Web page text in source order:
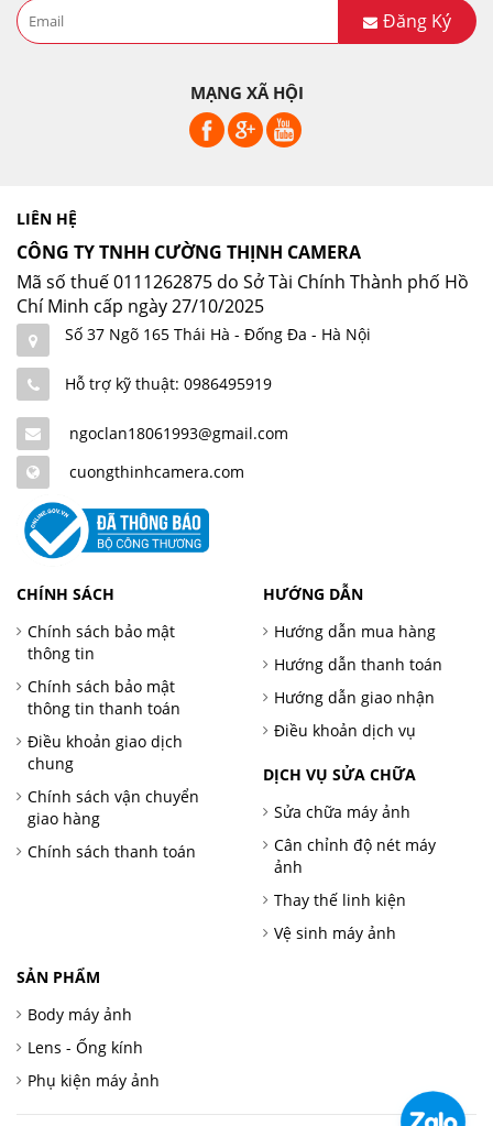
Đăng Ký
MẠNG XÃ HỘI
LIÊN HỆ
CÔNG TY TNHH CƯỜNG THỊNH CAMERA
Mã số thuế 0111262875 do Sở Tài Chính Thành phố Hồ
Chí Minh cấp ngày 27/10/2025
Số 37 Ngõ 165 Thái Hà - Đống Đa - Hà Nội
Hỗ trợ kỹ thuật: 0986495919
ngoclan18061993@gmail.com
cuongthinhcamera.com
CHÍNH SÁCH
Chính sách bảo mật
thông tin
Chính sách bảo mật
thông tin thanh toán
Điều khoản giao dịch
chung
Chính sách vận chuyển
giao hàng
Chính sách thanh toán
HƯỚNG DẪN
Hướng dẫn mua hàng
Hướng dẫn thanh toán
Hướng dẫn giao nhận
Điều khoản dịch vụ
DỊCH VỤ SỬA CHỮA
Sửa chữa máy ảnh
Cân chỉnh độ nét máy
ảnh
Thay thế linh kiện
Vệ sinh máy ảnh
SẢN PHẨM
Body máy ảnh
Lens - Ống kính
Phụ kiện máy ảnh